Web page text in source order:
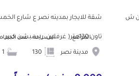
من ش شقة للايجار بمدينه نصر ع شارع
تاون 130متر( غرفتين، ريسبشن كبير ، مطبخ، ح...الموقع
مدينة نصر
المساحة عدد